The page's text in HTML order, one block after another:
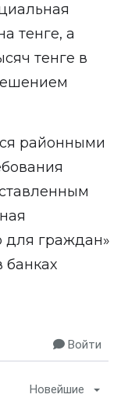
тенге, а
тенге в
районными
для граждан»
банках
Войти
Новейшие